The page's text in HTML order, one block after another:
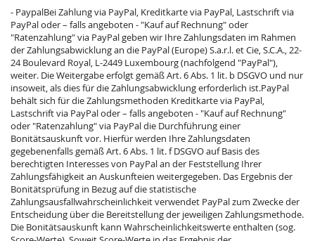
- PaypalBei Zahlung via PayPal, Kreditkarte via PayPal, Lastschrift via
PayPal oder – falls angeboten - "Kauf auf Rechnung" oder
"Ratenzahlung" via PayPal geben wir Ihre Zahlungsdaten im Rahmen
der Zahlungsabwicklung an die PayPal (Europe) S.a.r.l. et Cie, S.C.A., 22-
24 Boulevard Royal, L-2449 Luxembourg (nachfolgend "PayPal"),
weiter. Die Weitergabe erfolgt gemäß Art. 6 Abs. 1 lit. b DSGVO und nur
insoweit, als dies für die Zahlungsabwicklung erforderlich ist.PayPal
behält sich für die Zahlungsmethoden Kreditkarte via PayPal,
Lastschrift via PayPal oder – falls angeboten - "Kauf auf Rechnung"
oder "Ratenzahlung" via PayPal die Durchführung einer
Bonitätsauskunft vor. Hierfür werden Ihre Zahlungsdaten
gegebenenfalls gemäß Art. 6 Abs. 1 lit. f DSGVO auf Basis des
berechtigten Interesses von PayPal an der Feststellung Ihrer
Zahlungsfähigkeit an Auskunfteien weitergegeben. Das Ergebnis der
Bonitätsprüfung in Bezug auf die statistische
Zahlungsausfallwahrscheinlichkeit verwendet PayPal zum Zwecke der
Entscheidung über die Bereitstellung der jeweiligen Zahlungsmethode.
Die Bonitätsauskunft kann Wahrscheinlichkeitswerte enthalten (sog.